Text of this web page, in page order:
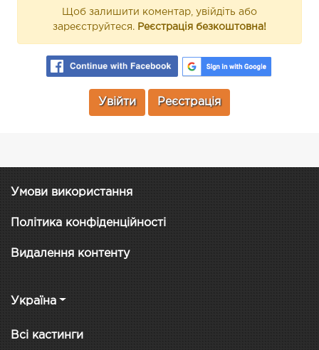
Щоб залишити коментар, увійдіть або
зареєструйтеся. Реєстрація безкоштовна!
Увійти Реєстрація
Умови використання
Політика конфіденційності
Видалення контенту
Україна
Всі кастинги